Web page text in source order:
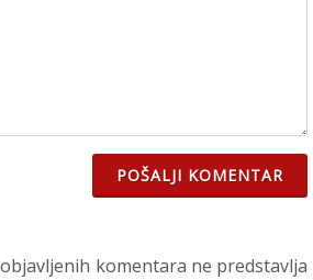
POŠALJI KOMENTAR
objavljenih komentara ne predstavlja